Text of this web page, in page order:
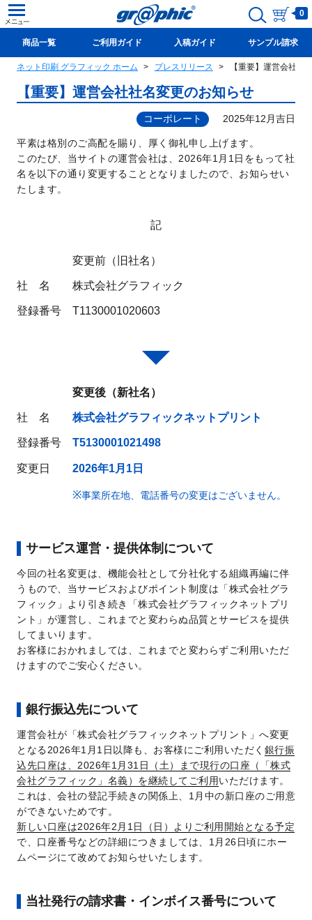
0
商品一覧 ご利用ガイド 入稿ガイド サンプル請求
新規会員登録(無料)
ネット印刷 グラフィック ホーム プレスリリース 【重要】運営会社社
【重要】運営会社社名変更のお知らせ
コーポレート 2025年12月吉日
平素は格別のご高配を賜り、厚く御礼申し上げます。
このたび、当サイトの運営会社は、2026年1月1日をもって社
名を以下の通り変更することとなりましたので、お知らせい
たします。
記
変更前（旧社名）
社 名 株式会社グラフィック
登録番号 T1130001020603
変更後（新社名）
社 名 株式会社グラフィックネットプリント
登録番号 T5130001021498
変更日 2026年1月1日
事業所在地、電話番号の変更はございません。
サービス運営・提供体制について
今回の社名変更は、機能会社として分社化する組織再編に伴
うもので、当サービスおよびポイント制度は「株式会社グラ
フィック」より引き続き「株式会社グラフィックネットプリ
ント」が運営し、これまでと変わらぬ品質とサービスを提供
してまいります。
お客様におかれましては、これまでと変わらずご利用いただ
けますのでご安心ください。
銀行振込先について
運営会社が「株式会社グラフィックネットプリント」へ変更
となる2026年1月1日以降も、お客様にご利用いただく 銀行振
込先口座は、2026年1月31日（土）まで現行の口座（「株式
会社グラフィック」名義）を継続してご利用いただけます。
これは、会社の登記手続きの関係上、1月中の新口座のご用意
ができないためです。
新しい口座は2026年2月1日（日）よりご利用開始となる予定
で、口座番号などの詳細につきましては、1月26日頃にホー
ムページにて改めてお知らせいたします。
当社発行の請求書・インボイス番号について